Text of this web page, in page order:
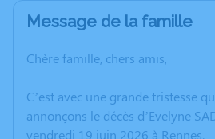
Message de la famille
Chère famille, chers amis,
C’est avec une grande tristesse
annonçons le décès d’Evelyne
vendredi 19 juin 2026 à Rennes.